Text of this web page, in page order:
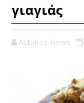
γιαγιάς
Astakos-News